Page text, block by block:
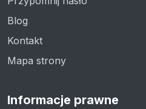
Blog
Kontakt
Mapa strony
Informacje prawne